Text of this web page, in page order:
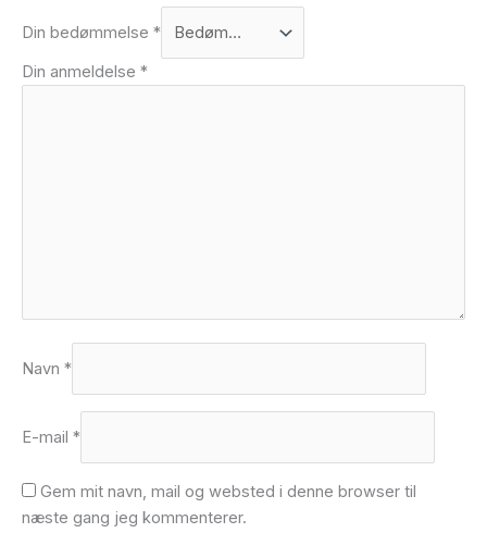
Din bedømmelse *
Din anmeldelse *
Navn *
E-mail *
Gem mit navn, mail og websted i denne browser til
næste gang jeg kommenterer.